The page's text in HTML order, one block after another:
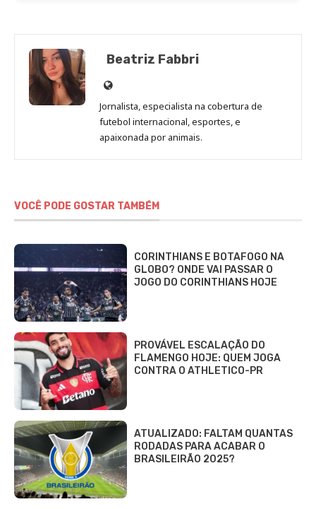
Beatriz Fabbri
Site
de
Beatriz
Fabbri
Jornalista, especialista na cobertura de
futebol internacional, esportes, e
apaixonada por animais.
VOCÊ PODE GOSTAR TAMBÉM
CORINTHIANS E BOTAFOGO NA
GLOBO? ONDE VAI PASSAR O
JOGO DO CORINTHIANS HOJE
PROVÁVEL ESCALAÇÃO DO
FLAMENGO HOJE: QUEM JOGA
CONTRA O ATHLETICO-PR
ATUALIZADO: FALTAM QUANTAS
RODADAS PARA ACABAR O
BRASILEIRÃO 2025?